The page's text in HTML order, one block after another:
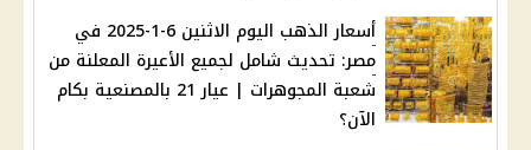
أسعار الذهب اليوم الاثنين 6-1-2025 في
مصر: تحديث شامل لجميع الأعيرة المعلنة من
شعبة المجوهرات | عيار 21 بالمصنعية بكام
الآن؟